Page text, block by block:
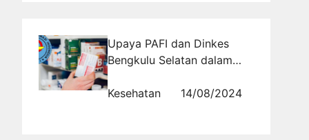
Upaya PAFI dan Dinkes
Bengkulu Selatan dalam
Toko Obat
Kesehatan 14/08/2024